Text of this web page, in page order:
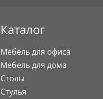
Каталог
Мебель для офиса
Мебель для дома
Столы
Стулья